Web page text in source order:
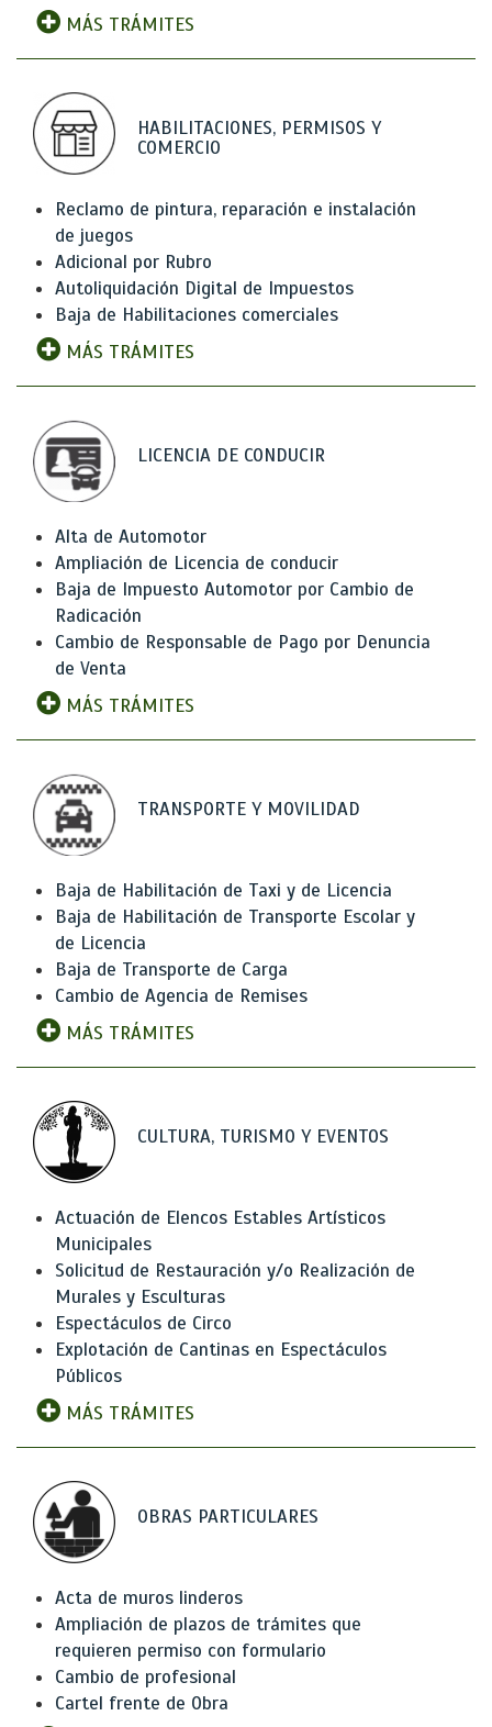
MÁS TRÁMITES
HABILITACIONES, PERMISOS Y
COMERCIO
Reclamo de pintura, reparación e instalación
de juegos
Adicional por Rubro
Autoliquidación Digital de Impuestos
Baja de Habilitaciones comerciales
MÁS TRÁMITES
LICENCIA DE CONDUCIR
Alta de Automotor
Ampliación de Licencia de conducir
Baja de Impuesto Automotor por Cambio de
Radicación
Cambio de Responsable de Pago por Denuncia
de Venta
MÁS TRÁMITES
TRANSPORTE Y MOVILIDAD
Baja de Habilitación de Taxi y de Licencia
Baja de Habilitación de Transporte Escolar y
de Licencia
Baja de Transporte de Carga
Cambio de Agencia de Remises
MÁS TRÁMITES
CULTURA, TURISMO Y EVENTOS
Actuación de Elencos Estables Artísticos
Municipales
Solicitud de Restauración y/o Realización de
Murales y Esculturas
Espectáculos de Circo
Explotación de Cantinas en Espectáculos
Públicos
MÁS TRÁMITES
OBRAS PARTICULARES
Acta de muros linderos
Ampliación de plazos de trámites que
requieren permiso con formulario
Cambio de profesional
Cartel frente de Obra